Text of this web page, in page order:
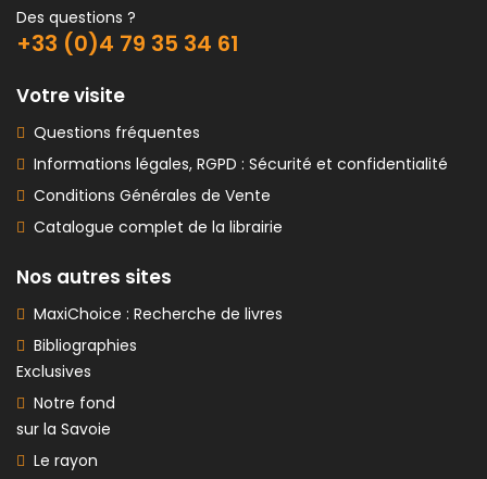
Des questions ?
+33 (0)4 79 35 34 61
Votre visite
Questions fréquentes
Informations légales, RGPD : Sécurité et confidentialité
Conditions Générales de Vente
Catalogue complet de la librairie
Nos autres sites
MaxiChoice : Recherche de livres
Bibliographies
Exclusives
Notre fond
sur la Savoie
Le rayon